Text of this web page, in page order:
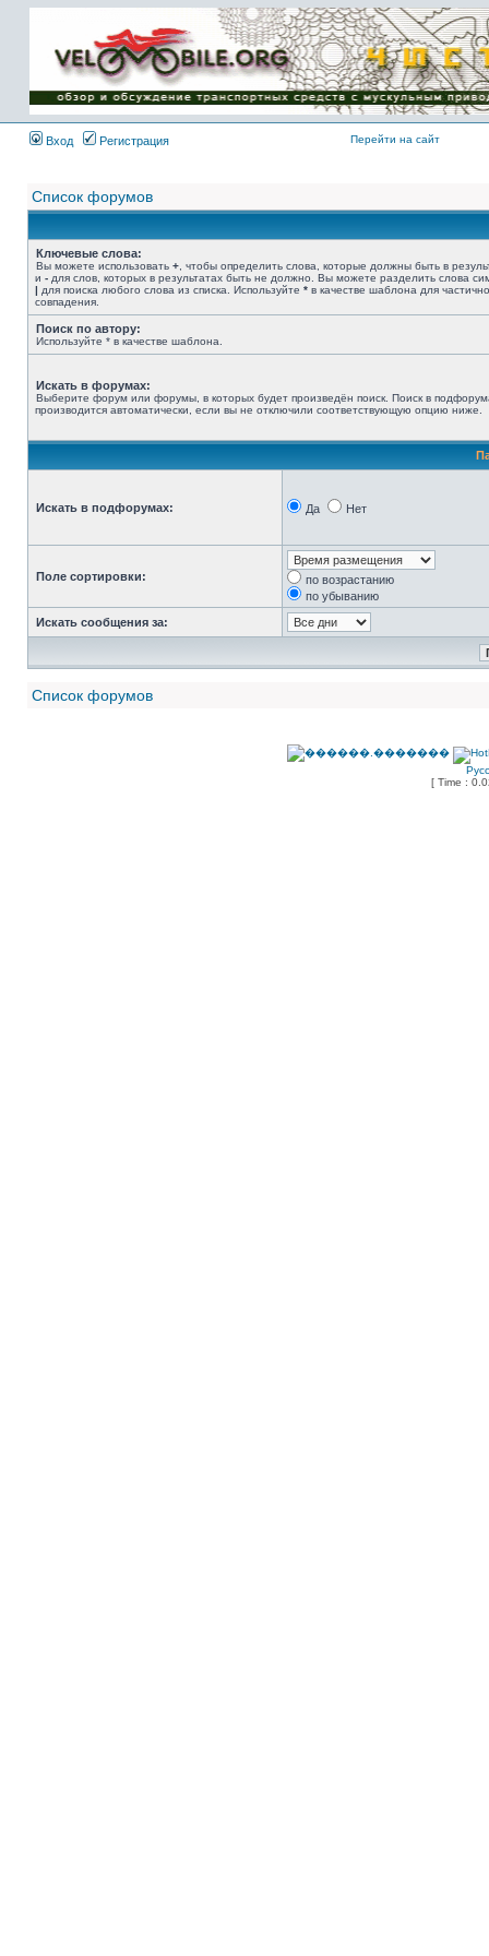
Имя пользователя:
Пароль:
{ LOG_ME_IN_SHORT
}
Вход
Регистрация Перейти на сайт
Список форумов
Ключевые слова:
Вы можете использовать + , чтобы определить слова, которые должны быть в
и - для слов, которых в результатах быть не должно. Вы можете разделить слова
| для поиска любого слова из списка. Используйте * в качестве шаблона для
совпадения.
Поиск по автору:
Используйте * в качестве шаблона.
Искать в форумах:
Выберите форум или форумы, в которых будет произведён поиск. Поиск в
производится автоматически, если вы не отключили соответствующую опцию ниже.
Искать в подфорумах: Да Нет
Поле сортировки:
по возрастанию
по убыванию
Искать сообщения за:
Список форумов
[ Time :